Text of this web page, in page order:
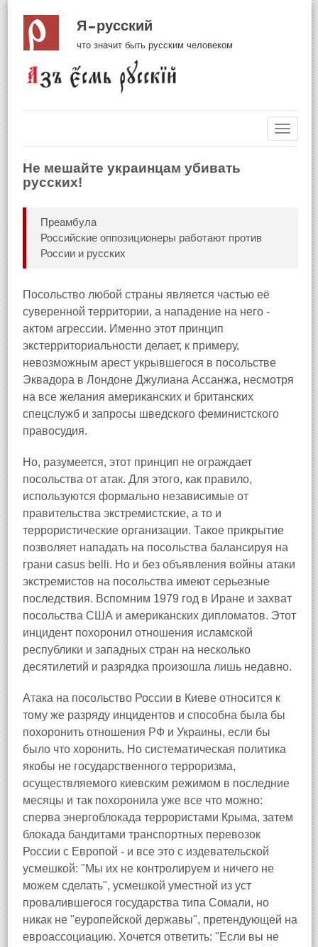
Я русский
что значит быть русским человеком
Не мешайте украинцам убивать
русских!
Преамбула
Российские оппозиционеры работают против
России и русских
Посольство любой страны является частью её
суверенной территории, а нападение на него -
актом агрессии. Именно этот принцип
экстерриториальности делает, к примеру,
невозможным арест укрывшегося в посольстве
Эквадора в Лондоне Джулиана Ассанжа, несмотря
на все желания американских и британских
спецслужб и запросы шведского феминистского
правосудия.
Но, разумеется, этот принцип не ограждает
посольства от атак. Для этого, как правило,
используются формально независимые от
правительства экстремистские, а то и
террористические организации. Такое прикрытие
позволяет нападать на посольства балансируя на
грани casus belli. Но и без объявления войны атаки
экстремистов на посольства имеют серьезные
последствия. Вспомним 1979 год в Иране и захват
посольства США и американских дипломатов. Этот
инцидент похоронил отношения исламской
республики и западных стран на несколько
десятилетий и разрядка произошла лишь недавно.
Атака на посольство России в Киеве относится к
тому же разряду инцидентов и способна была бы
похоронить отношения РФ и Украины, если бы
было что хоронить. Но систематическая политика
якобы не государственного терроризма,
осуществляемого киевским режимом в последние
месяцы и так похоронила уже все что можно:
сперва энергоблокада террористами Крыма, затем
блокада бандитами транспортных перевозок
России с Европой - и все это с издевательской
усмешкой: "Мы их не контролируем и ничего не
можем сделать", усмешкой уместной из уст
провалившегося государства типа Сомали, но
никак не "еуропейской державы", претендующей на
евроассоциацию. Хочется ответить: "Если вы не